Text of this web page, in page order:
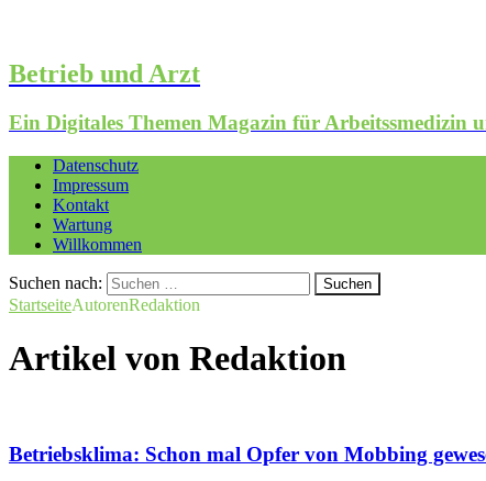
Betrieb und Arzt
Ein Digitales Themen Magazin für Arbeitssmedizin
Datenschutz
Impressum
Kontakt
Wartung
Willkommen
Suchen nach:
StartseiteAutorenRedaktion
Artikel von Redaktion
Betriebsklima: Schon mal Opfer von Mobbing